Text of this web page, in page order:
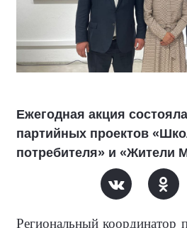
Ежегодная акция
партийных проектов
потребителя» и «Жители
Региональный координатор